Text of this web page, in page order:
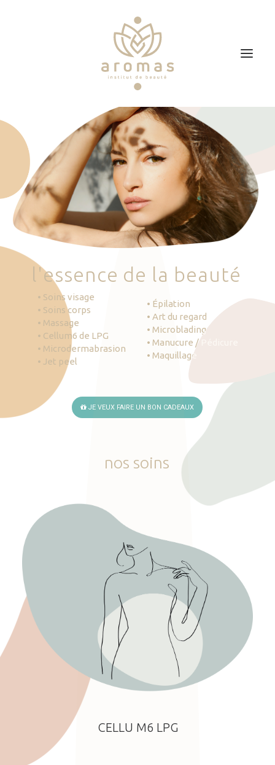
Soins
Je veux faire un bon cadeau
Plan d’accès
Prendre RDV
'essence de la beauté
• Soins visage
• Soins corps
• Massage
• Cellum6 de LPG
• Microdermabrasion
• Jet peel
• Épilation
• Art du regard
• Microblading
• Manucure / Pédicure
• Maquillage
JE VEUX FAIRE UN BON CADEAUX
nos soins
CELLU M6 LPG